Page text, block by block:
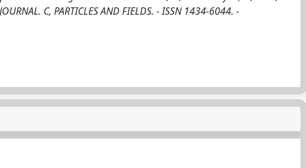
C, PARTICLES AND FIELDS. - ISSN 1434-6044. -